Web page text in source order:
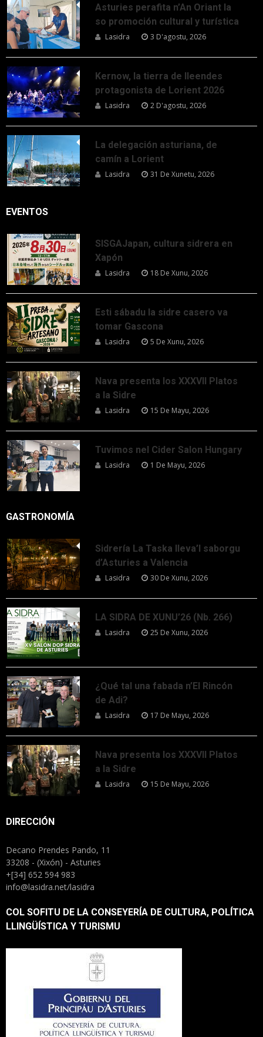
Asturies perafita n’An Oriant la
so promoción cultural y turística
Lasidra 3 D'agostu, 2026
Kernow, la tierra de lleendes
protagonista de Lorient 2026
Lasidra 2 D'agostu, 2026
La delegación asturiana, de
camín a Lorient
Lasidra 31 De Xunetu, 2026
EVENTOS
SISGAJapan, cultura sidrera en
Xapón
Lasidra 18 De Xunu, 2026
Esti sábadu la sidre casero va
tomar Gascona
Lasidra 5 De Xunu, 2026
Nava presenta los XXXVII Platos
a la Sidre
Lasidra 15 De Mayu, 2026
Tuvimos nel Cider Salon Hungary
Lasidra 1 De Mayu, 2026
GASTRONOMÍA
Sidrería La Taska lleva’l saborgu
d’Asturies a Valencia
Lasidra 30 De Xunu, 2026
LA SIDRA DE XUNU’26 (Nb. 266)
Lasidra 25 De Xunu, 2026
¿Qué tal una fabada n’El Rincón
de Adi?
Lasidra 17 De Mayu, 2026
Nava presenta los XXXVII Platos
a la Sidre
Lasidra 15 De Mayu, 2026
DIRECCIÓN
Decano Prendes Pando, 11
33208 - (Xixón) - Asturies
+[34] 652 594 983
info@lasidra.net/lasidra
COL SOFITU DE LA CONSEYERÍA DE CULTURA, POLÍTICA
LLINGÜÍSTICA Y TURISMU